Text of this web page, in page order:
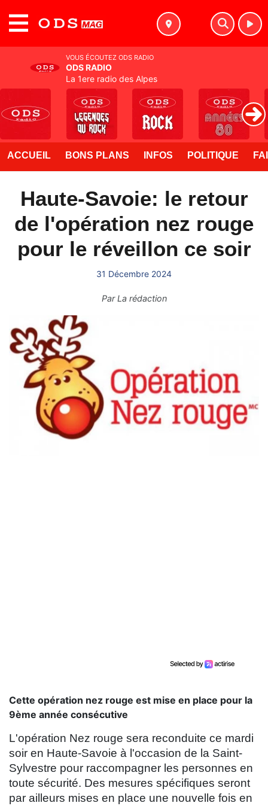
ACCUEIL BONS PLANS INFOS POLITIQUE
Haute-Savoie: le retour
de l'opération nez rouge
pour le réveillon ce soir
31 Décembre 2024
ParLa rédaction
Cette opération nez rouge est mise en place pour la
9ème année consécutive
L'opération Nez rouge sera reconduite ce mardi
soir en Haute-Savoie à l'occasion de la Saint-
Sylvestre pour raccompagner les personnes en
toute sécurité. Des mesures spécifiques seront
par ailleurs mises en place une nouvelle fois en
VOUS ÉCOUTEZ ODS RADIO
ODS RADIO
La 1ere radio des Alpes